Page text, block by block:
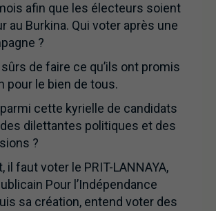
afin que les électeurs soient
au Burkina. Qui voter après une
?
de faire ce qu’ils ont promis
pour le bien de tous.
cette kyrielle de candidats
dilettantes politiques et des
?
faut voter le PRIT-LANNAYA,
Pour l’Indépendance
sa création, entend voter des